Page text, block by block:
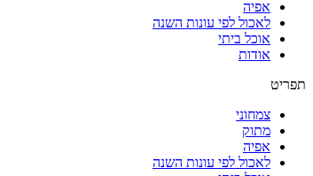
אפיה
לאכול לפי עונות השנה
אוכל ביתי
אודות
תפריט
צמחוני
מתוק
אפיה
לאכול לפי עונות השנה